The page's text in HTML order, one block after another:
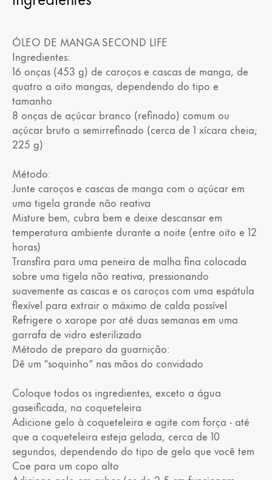
ÓLEO DE MANGA SECOND LIFE
Ingredientes:
16 onças (453 g) de caroços e cascas de manga, de
quatro a oito mangas, dependendo do tipo e
tamanho
8 onças de açúcar branco (refinado) comum ou
açúcar bruto a semirrefinado (cerca de 1 xícara cheia;
225 g)
Método:
Junte caroços e cascas de manga com o açúcar em
uma tigela grande não reativa
Misture bem, cubra bem e deixe descansar em
temperatura ambiente durante a noite (entre oito e 12
horas)
Transfira para uma peneira de malha fina colocada
sobre uma tigela não reativa, pressionando
suavemente as cascas e os caroços com uma espátula
flexível para extrair o máximo de calda possível
Refrigere o xarope por até duas semanas em uma
garrafa de vidro esterilizada
Método de preparo da guarnição:
Dê um “soquinho” nas mãos do convidado
Coloque todos os ingredientes, exceto a água
gaseificada, na coqueteleira
Adicione gelo à coqueteleira e agite com força - até
que a coqueteleira esteja gelada, cerca de 10
segundos, dependendo do tipo de gelo que você tem
Coe para um copo alto